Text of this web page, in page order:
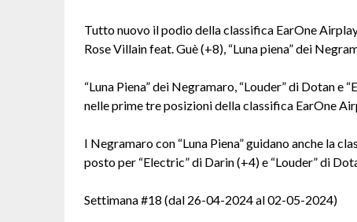
Tutto nuovo il podio della classifica EarOne
Rose Villain feat. Guè (+8), “Luna piena” dei
“Luna Piena” dei Negramaro, “Louder” di Dotan
nelle prime tre posizioni della classifica EarOne
I Negramaro con “Luna Piena” guidano anche la
posto per “Electric” di Darin (+4) e “Louder” di
Settimana #18 (dal 26-04-2024 al 02-05-2024)